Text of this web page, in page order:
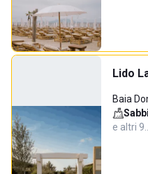
Lido
Baia
e altri 9…